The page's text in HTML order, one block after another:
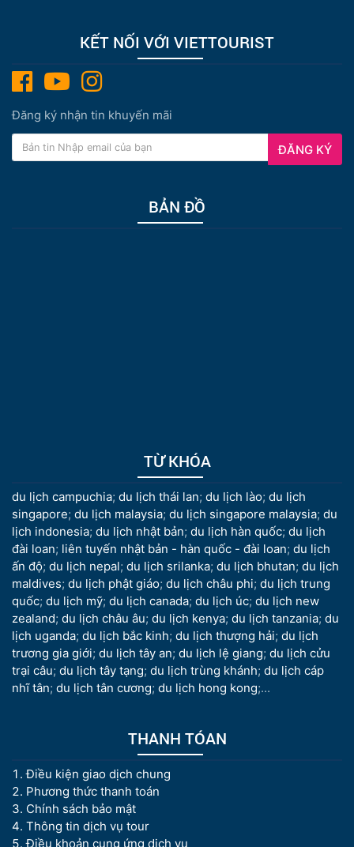
KẾT NỐI VỚI VIETTOURIST
Đăng ký nhận tin khuyến mãi
ĐĂNG KÝ
BẢN ĐỒ
TỪ KHÓA
du lịch campuchia; du lịch thái lan; du lịch lào; du lịch
singapore; du lịch malaysia; du lịch singapore malaysia; du
lịch indonesia; du lịch nhật bản; du lịch hàn quốc; du lịch
đài loan; liên tuyến nhật bản - hàn quốc - đài loan; du lịch
ấn độ; du lịch nepal; du lịch srilanka; du lịch bhutan; du lịch
maldives; du lịch phật giáo; du lịch châu phi; du lịch trung
quốc; du lịch mỹ; du lịch canada; du lịch úc; du lịch new
zealand; du lịch châu âu; du lịch kenya; du lịch tanzania; du
lịch uganda; du lịch bắc kinh; du lịch thượng hải; du lịch
trương gia giới; du lịch tây an; du lịch lệ giang; du lịch cửu
trại câu; du lịch tây tạng; du lịch trùng khánh; du lịch cáp
nhĩ tân; du lịch tân cương; du lịch hong kong;...
THANH TÓAN
Điều kiện giao dịch chung
Phương thức thanh toán
Chính sách bảo mật
Thông tin dịch vụ tour
Điều khoản cung ứng dịch vụ